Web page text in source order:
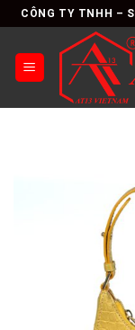
Skip
to
content
CÔNG TY TNHH –